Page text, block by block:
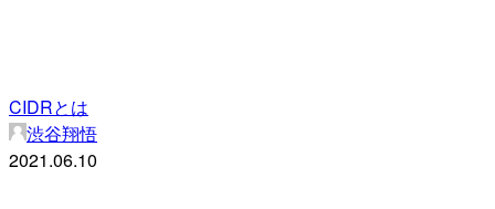
CIDRとは
渋谷翔悟
2021.06.10